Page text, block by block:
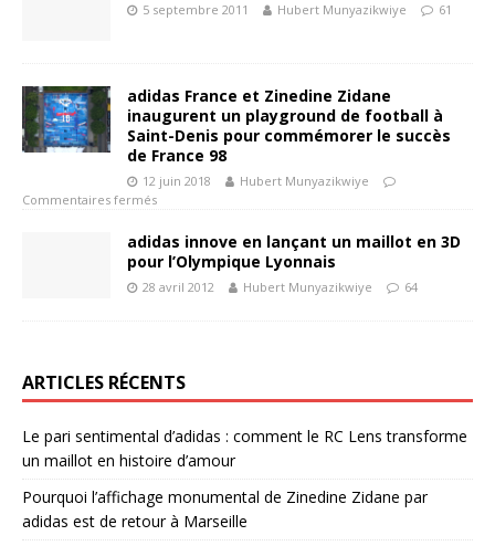
5 septembre 2011 Hubert Munyazikwiye 61
adidas France et Zinedine Zidane
inaugurent un playground de football à
Saint-Denis pour commémorer le succès
de France 98
12 juin 2018
Hubert Munyazikwiye
Commentaires fermés
adidas innove en lançant un maillot en 3D
pour l’Olympique Lyonnais
28 avril 2012 Hubert Munyazikwiye 64
ARTICLES RÉCENTS
Le pari sentimental d’adidas : comment le RC Lens transforme
un maillot en histoire d’amour
Pourquoi l’affichage monumental de Zinedine Zidane par
adidas est de retour à Marseille